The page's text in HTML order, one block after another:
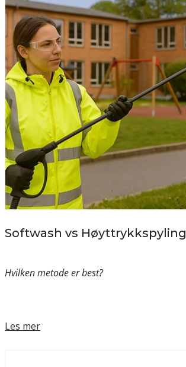
Softwash vs Høyttrykkspyling
Hvilken metode er best?
Les mer